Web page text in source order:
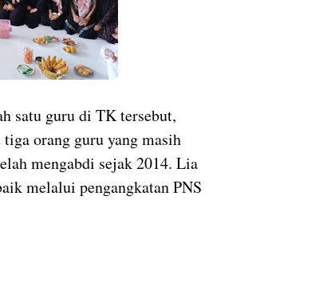
satu guru di TK tersebut,
orang guru yang masih
mengabdi sejak 2014. Lia
melalui pengangkatan PNS